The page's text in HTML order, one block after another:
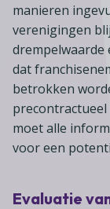
manieren
verenigingen
drempelwaarde
dat
betrokken
moet alle
voor een
Evaluatie